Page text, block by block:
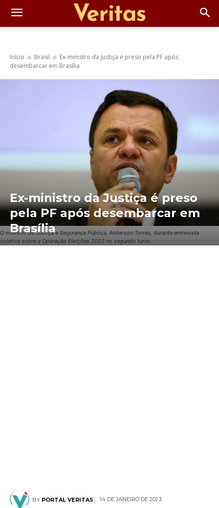
Início Brasil
Ex-ministro da Justiça é preso pela PF após
desembarcar em Brasília
O ministro da Justiça e Segurança Pública, Anderson Torres, durante entrevista
coletiva sobre a Operação Eleições 2022 no segundo turno.
Ex-ministro da Justiça é preso
pela PF após desembarcar em
Brasília
BY PORTAL VERITAS 14 DE JANEIRO DE 2023